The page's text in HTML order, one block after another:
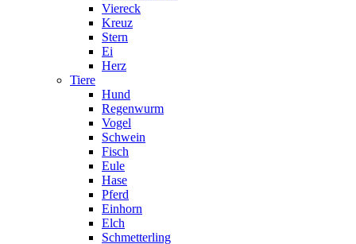
Viereck
Kreuz
Stern
Ei
Herz
Tiere
Hund
Regenwurm
Vogel
Schwein
Fisch
Eule
Hase
Pferd
Einhorn
Elch
Schmetterling